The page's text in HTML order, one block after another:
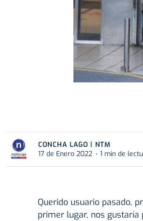
CONCHA LAGO | NTM
17 de Enero 2022
1 min de
Querido usuario pasado,
primer lugar, nos